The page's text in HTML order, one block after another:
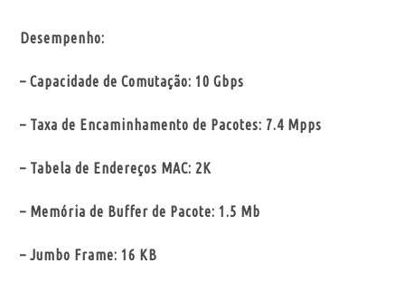
Desempenho:
– Capacidade de Comutação: 10 Gbps
– Taxa de Encaminhamento de Pacotes: 7.4 Mpps
– Tabela de Endereços MAC: 2K
– Memória de Buffer de Pacote: 1.5 Mb
– Jumbo Frame: 16 KB